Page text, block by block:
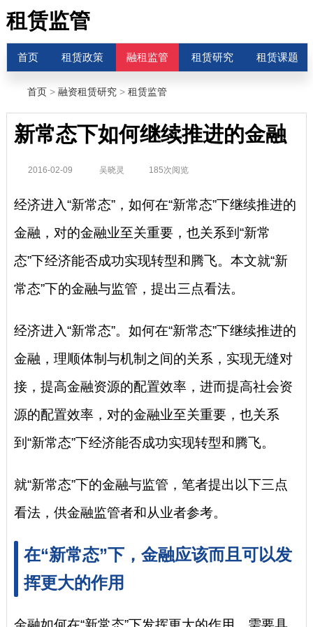
租赁监管
首页 租赁政策 融租监管 租赁研究 租赁课题
首页> 融资租赁研究> 租赁监管
新常态下如何继续推进的金融
2016-02-09 吴晓灵 185次阅览
经济进入“新常态”，如何在“新常态”下继续推进的
金融，对的金融业至关重要，也关系到“新常
态”下经济能否成功实现转型和腾飞。本文就“新
常态”下的金融与监管，提出三点看法。
经济进入“新常态”。如何在“新常态”下继续推进的
金融，理顺体制与机制之间的关系，实现无缝对
接，提高金融资源的配置效率，进而提高社会资
源的配置效率，对的金融业至关重要，也关系
到“新常态”下经济能否成功实现转型和腾飞。
就“新常态”下的金融与监管，笔者提出以下三点
看法，供金融监管者和从业者参考。
在“新常态”下，金融应该而且可以发
挥更大的作用